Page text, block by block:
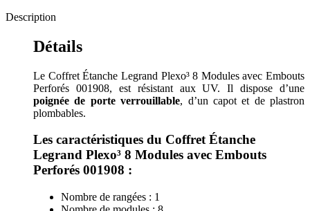
Description
Détails
Le Coffret Étanche Legrand Plexo³ 8 Modules avec Embouts
Perforés 001908, est résistant aux UV. Il dispose d’une
poignée de porte verrouillable, d’un capot et de plastron
plombables.
Les caractéristiques du Coffret Étanche
Legrand Plexo³ 8 Modules avec Embouts
Perforés 001908 :
Nombre de rangées : 1